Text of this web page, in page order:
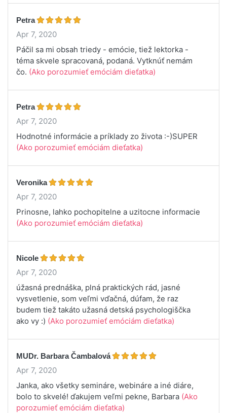
Petra
Apr 7, 2020
Páčil sa mi obsah triedy - emócie, tiež lektorka -
téma skvele spracovaná, podaná. Vytknúť nemám
čo. (Ako porozumieť emóciám dieťatka)
Petra
Apr 7, 2020
Hodnotné informácie a príklady zo života :-)SUPER
(Ako porozumieť emóciám dieťatka)
Veronika
Apr 7, 2020
Prinosne, lahko pochopitelne a uzitocne informacie
(Ako porozumieť emóciám dieťatka)
Nicole
Apr 7, 2020
úžasná prednáška, plná praktických rád, jasné
vysvetlenie, som veľmi vďačná, dúfam, že raz
budem tiež takáto užasná detská psychologiščka
ako vy :) (Ako porozumieť emóciám dieťatka)
MUDr. Barbara Čambalová
Apr 7, 2020
Janka, ako všetky semináre, webináre a iné diáre,
bolo to skvelé! ďakujem veľmi pekne, Barbara (Ako
porozumieť emóciám dieťatka)